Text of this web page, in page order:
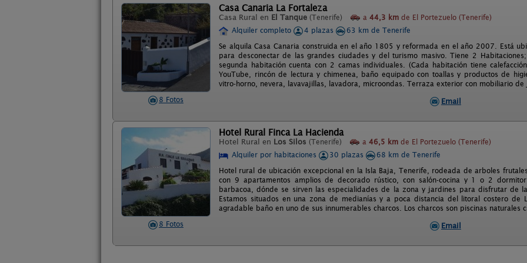
8 Fotos
Casa Canaria La Fortaleza
Casa Rural en El Tanque (Tenerife) a 44,3 km de El Portezuelo (Tenerife)
Alquiler completo
4 plazas
63 km de Tenerife
Se alquila Casa Canaria construida en el año 1805 y reformada en el año 2007. Está
para desconectar de las grandes ciudades y del turismo masivo. Tiene 2
segunda habitación cuenta con 2 camas individuales. (Cada habitación tiene
YouTube, rincón de lectura y chimenea, baño equipado con toallas y productos de
vitro-horno, nevera, lavavajillas, lavadora, microondas. Terraza exterior con mobiliario
Email
8 Fotos
Hotel Rural Finca La Hacienda
Hotel Rural en Los Silos (Tenerife) a 46,5 km de El Portezuelo (Tenerife)
Alquiler por habitaciones
30 plazas
68 km de Tenerife
Hotel rural de ubicación excepcional en la Isla Baja, Tenerife, rodeada de arboles
con 9 apartamentos amplios de decorado rústico, con salón-cocina y 1 o 2
barbacoa, dónde se sirven las especialidades de la zona y jardines para disfrutar de
Estamos situados en una zona de medianías y a poca distancia del litoral costero
agradable baño en uno de sus innumerables charcos. Los charcos son piscinas naturales
Email